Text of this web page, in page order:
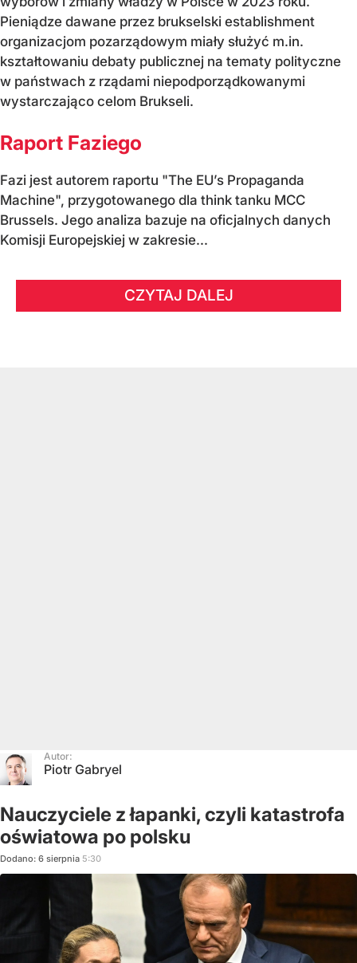
Pieniądze dawane przez brukselski establishment
organizacjom pozarządowym miały służyć m.in.
kształtowaniu debaty publicznej na tematy polityczne
w państwach z rządami niepodporządkowanymi
wystarczająco celom Brukseli.
Raport Faziego
Fazi jest autorem raportu "The EU’s Propaganda
Machine", przygotowanego dla think tanku MCC
Brussels. Jego analiza bazuje na oficjalnych danych
Komisji Europejskiej w zakresie...
CZYTAJ DALEJ
Autor:
Piotr Gabryel
Nauczyciele z łapanki, czyli katastrofa
oświatowa po polsku
Dodano: 6 sierpnia 5:30